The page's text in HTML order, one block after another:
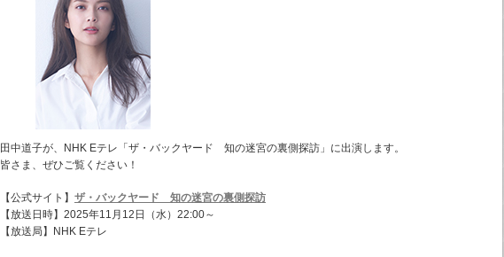
田中道子が、NHK Eテレ「ザ・バックヤード 知の迷宮の裏側探訪」に出演します。
皆さま、ぜひご覧ください！
【公式サイト】 ザ・バックヤード 知の迷宮の裏側探訪
【放送日時】2025年11月12日（水）22:00～
【放送局】NHK Eテレ
本日の出演